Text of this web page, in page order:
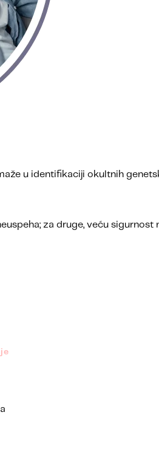
u identifikaciji okultnih
za druge, veću sigurnost